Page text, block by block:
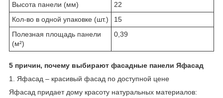
Высота панели (мм)
22
Кол-во в одной упаковке (шт.)
15
Полезная площадь панели
(м²)
0,39
5 причин, почему выбирают фасадные панели Яфасад
1. Яфасад – красивый фасад по доступной цене
Яфасад придает дому красоту натуральных материалов: